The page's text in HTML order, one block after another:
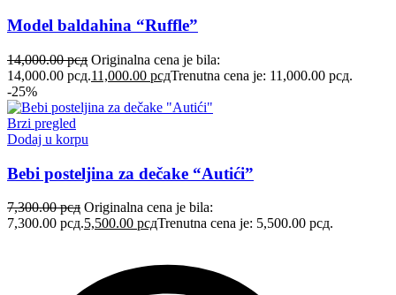
Model baldahina “Ruffle”
14,000.00рсд Originalna cena je bila:
14,000.00 рсд.11,000.00 рсдTrenutna cena je: 11,000.00 рсд.
-25%
Brzi pregled
Dodaj u korpu
Bebi posteljina za dečake “Autići”
7,300.00рсд Originalna cena je bila:
7,300.00 рсд.5,500.00 рсдTrenutna cena je: 5,500.00 рсд.